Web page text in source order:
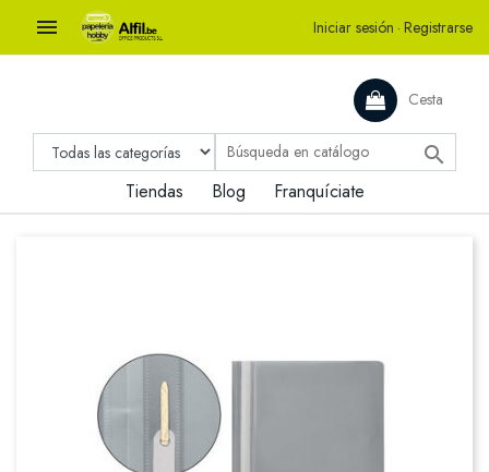
 Iniciar sesión · Registrarse
Cesta

Tiendas Blog Franquíciate